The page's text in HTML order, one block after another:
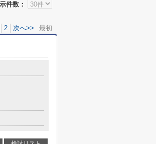
件数：
2 次へ>> 最初